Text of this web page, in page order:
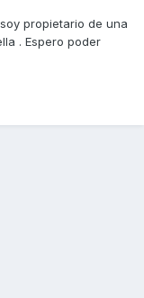
propietario de una
. Espero poder